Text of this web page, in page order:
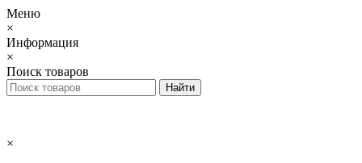
Меню
×
Информация
×
Поиск товаров
×